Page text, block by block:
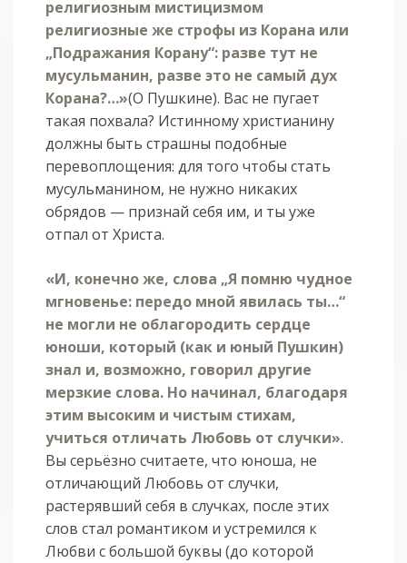
религиозным мистицизмом
религиозные же строфы из Корана или
„Подражания Корану“: разве тут не
мусульманин, разве это не самый дух
Корана?…»(О Пушкине). Вас не пугает
такая похвала? Истинному христианину
должны быть страшны подобные
перевоплощения: для того чтобы стать
мусульманином, не нужно никаких
обрядов — признай себя им, и ты уже
отпал от Христа.
«И, конечно же, слова „Я помню чудное
мгновенье: передо мной явилась ты…“
не могли не облагородить сердце
юноши, который (как и юный Пушкин)
знал и, возможно, говорил другие
мерзкие слова. Но начинал, благодаря
этим высоким и чистым стихам,
учиться отличать Любовь от случки».
Вы серьёзно считаете, что юноша, не
отличающий Любовь от случки,
растерявший себя в случках, после этих
слов стал романтиком и устремился к
Любви с большой буквы (до которой